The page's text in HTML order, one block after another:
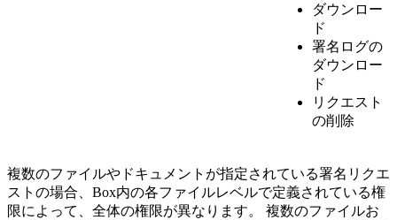
ダウンロー
ド
署名ログの
ダウンロー
ド
リクエスト
の削除
複数のファイルやドキュメントが指定されている署名リクエ
ストの場合、Box内の各ファイルレベルで定義されている権
限によって、全体の権限が異なります。 複数のファイルお